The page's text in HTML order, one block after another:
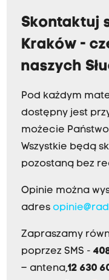
Skontaktuj
Kraków -
naszych
Pod każdym
dostępny jest
możecie
Wszystkie będą
pozostaną bez
Opinie można
adres
Zapraszamy
poprzez SMS -
– antena,12 630